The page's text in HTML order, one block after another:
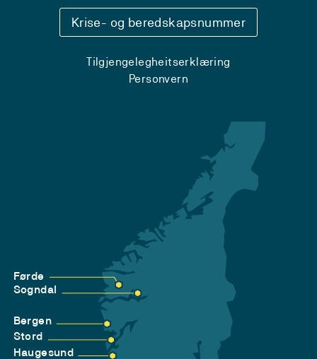
Krise- og beredskapsnummer
Tilgjengelegheitserklæring
Personvern
Førde
Sogndal
Bergen
Stord
Haugesund